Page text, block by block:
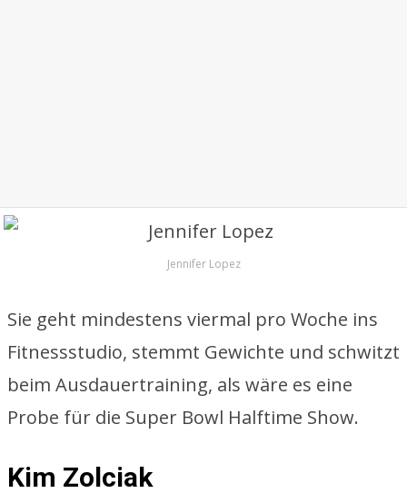
Jennifer Lopez
Sie geht mindestens viermal pro Woche ins
Fitnessstudio, stemmt Gewichte und schwitzt
beim Ausdauertraining, als wäre es eine
Probe für die Super Bowl Halftime Show.
Kim Zolciak